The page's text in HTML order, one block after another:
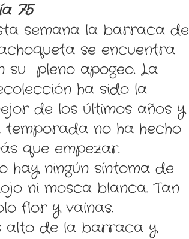
75
semana la barraca de
se encuentra
su pleno apogeo. La
ha sido la
de los últimos años y
temporada no ha hecho
que empezar.
hay ningún síntoma de
ni mosca blanca. Tan
flor y vainas.
alto de la barraca y